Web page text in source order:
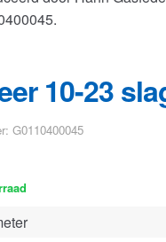
10-23
G0110400045